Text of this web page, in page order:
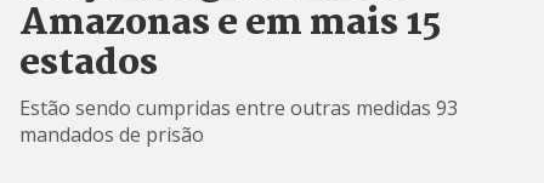
Amazonas e em mais 15
estados
Estão sendo cumpridas entre outras medidas 93
mandados de prisão